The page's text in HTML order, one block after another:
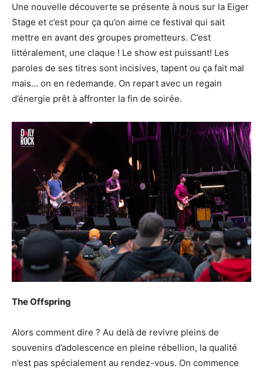
Une nouvelle découverte se présente à nous sur la Eiger
Stage et c’est pour ça qu’on aime ce festival qui sait
mettre en avant des groupes prometteurs. C’est
littéralement, une claque ! Le show est puissant! Les
paroles de ses titres sont incisives, tapent ou ça fait mal
mais… on en redemande. On repart avec un regain
d’énergie prêt à affronter la fin de soirée.
The Offspring
Alors comment dire ? Au delà de revivre pleins de
souvenirs d’adolescence en pleine rébellion, la qualité
n’est pas spécialement au rendez-vous. On commence